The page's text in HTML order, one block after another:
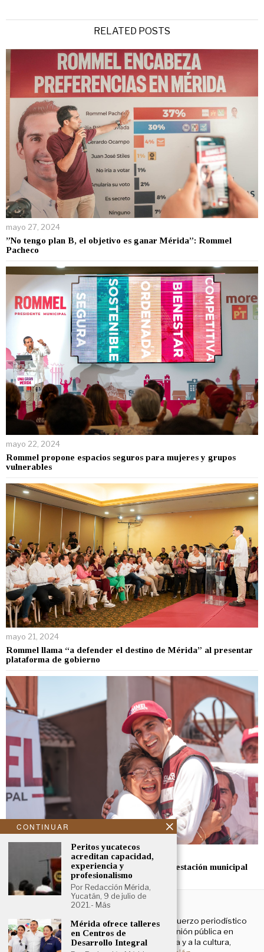
RELATED POSTS
mayo 27, 2024
”No tengo plan B, el objetivo es ganar Mérida”: Rommel
Pacheco
mayo 22, 2024
Rommel propone espacios seguros para mujeres y grupos
vulnerables
mayo 21, 2024
Rommel llama “a defender el destino de Mérida” al presentar
plataforma de gobierno
Rommel también propone un plan de reforestación municipal
El Cronista Yucatán es un esfuerzo periodístico
enfocado a contribuir a la opinión pública en
temas que atañen a la política y a la cultura,
CONTINUAR
Peritos yucatecos
acreditan capacidad,
experiencia y
profesionalismo
Por Redacción Mérida,
Yucatán, 9 de julio de
2021.- Más
Mérida ofrece talleres
en Centros de
Desarrollo Integral